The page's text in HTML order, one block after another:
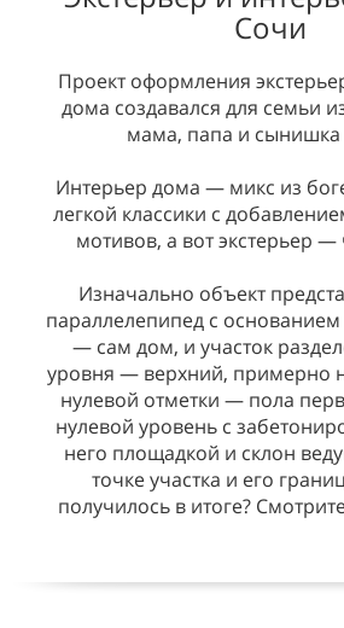
Сочи
Проект оформления
дома создавался для семьи
мама, папа и сынишка
Интерьер дома — микс из
легкой классики с
мотивов, а вот экстерьер —
Изначально объект
параллелепипед с
— сам дом, и участок
уровня — верхний, примерно
нулевой отметки — пола
нулевой уровень с
него площадкой и склон
точке участка и его
получилось в итоге?